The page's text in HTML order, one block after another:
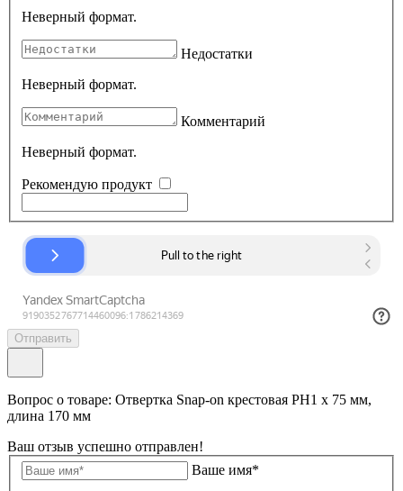
Неверный формат.
Недостатки
Неверный формат.
Комментарий
Неверный формат.
Рекомендую продукт
Отправить
Вопрос о товаре: Отвертка Snap-on крестовая РН1 x 75 мм,
длина 170 мм
Ваш отзыв успешно отправлен!
Ваше имя*